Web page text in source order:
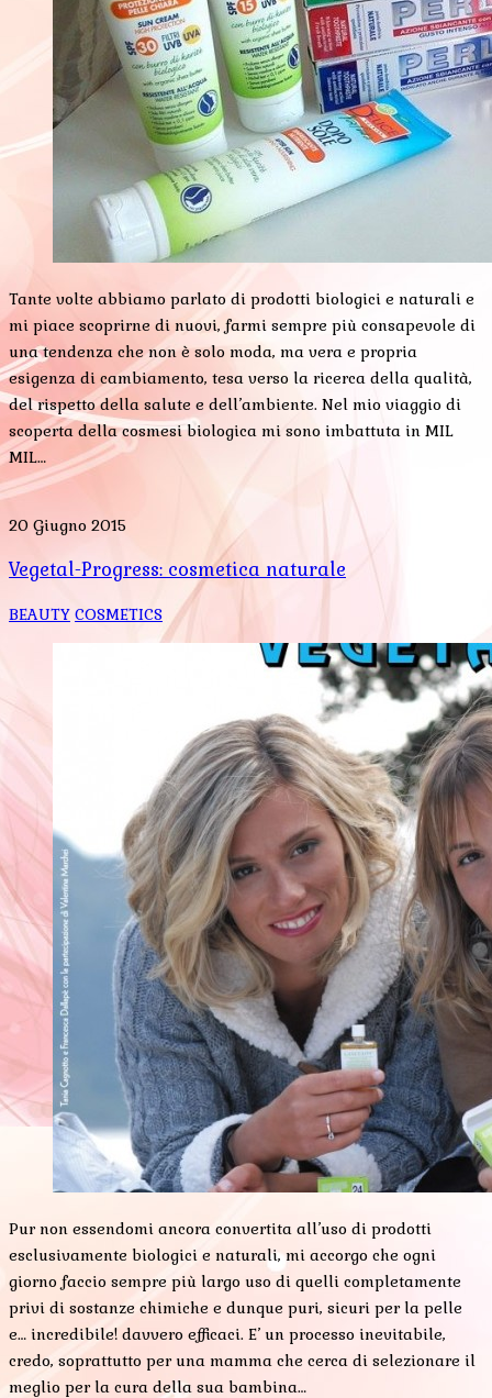
Tante volte abbiamo parlato di prodotti biologici e naturali e
mi piace scoprirne di nuovi, farmi sempre più consapevole di
una tendenza che non è solo moda, ma vera e propria
esigenza di cambiamento, tesa verso la ricerca della qualità,
del rispetto della salute e dell’ambiente. Nel mio viaggio di
scoperta della cosmesi biologica mi sono imbattuta in MIL
MIL…
20 Giugno 2015
Vegetal-Progress: cosmetica naturale
BEAUTY COSMETICS
Pur non essendomi ancora convertita all’uso di prodotti
esclusivamente biologici e naturali, mi accorgo che ogni
giorno faccio sempre più largo uso di quelli completamente
privi di sostanze chimiche e dunque puri, sicuri per la pelle
e… incredibile! davvero efficaci. E’ un processo inevitabile,
credo, soprattutto per una mamma che cerca di selezionare il
meglio per la cura della sua bambina…